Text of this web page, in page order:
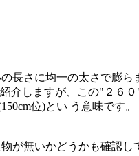
長さに均一の太さで膨ら
介しますが、この"２６
位)とい う意味です。
が無いかどうかも確認し